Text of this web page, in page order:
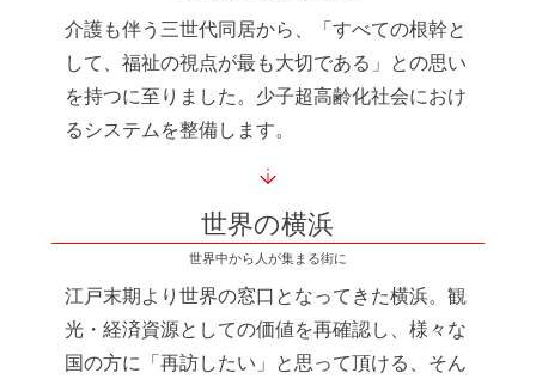
介護も伴う三世代同居から、「すべての根幹と
して、福祉の視点が最も大切である」との思い
を持つに至りました。少子超高齢化社会におけ
るシステムを整備します。
世界の横浜
世界中から人が集まる街に
江戸末期より世界の窓口となってきた横浜。観
光・経済資源としての価値を再確認し、様々な
国の方に「再訪したい」と思って頂ける、そん